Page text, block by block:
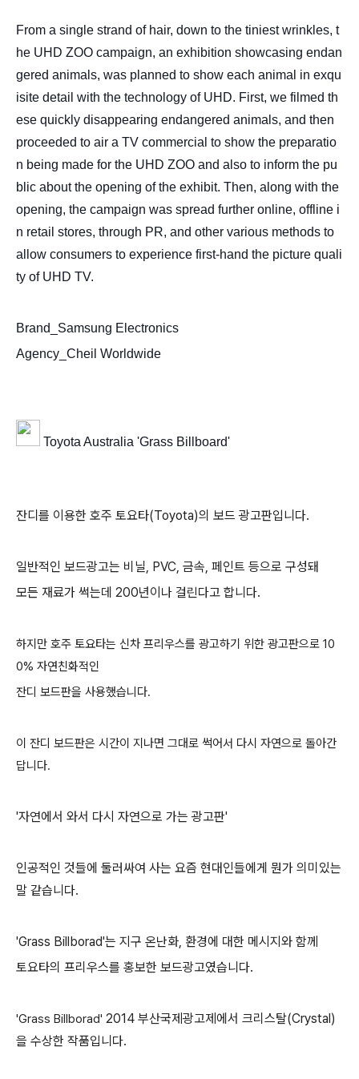
From a single strand of hair, down to the tiniest wrinkles, t
he UHD ZOO campaign, an exhibition showcasing endan
gered animals, was planned to show each animal in exqu
isite detail with the technology of UHD. First, we filmed th
ese quickly disappearing endangered animals, and then
proceeded to air a TV commercial to show the preparatio
n being made for the UHD ZOO and also to inform the pu
blic about the opening of the exhibit. Then, along with the
opening, the campaign was spread further online, offline i
n retail stores, through PR, and other various methods to
allow consumers to experience first-hand the picture quali
ty of UHD TV.
Brand_ Samsung Electronics
Agency_Cheil Worldwide
Toyota Australia 'Grass Billboard'
잔디를 이용한 호주 토요타(Toyota)의 보드 광고판입니다.
일반적인 보드광고는 비닐, PVC, 금속, 페인트 등으로 구성돼
모든 재료가 썩는데 200년이나 걸린다고 합니다.
하지만 호주 토요타는 신차 프리우스를 광고하기 위한 광고판으로 10
0% 자연친화적인
잔디 보드판을 사용했습니다.
이 잔디 보드판은 시간이 지나면 그대로 썩어서 다시 자연으로 돌아간
답니다.
'자연에서 와서 다시 자연으로 가는 광고판'
인공적인 것들에 둘러싸여 사는 요즘 현대인들에게 뭔가 의미있는
말 같습니다.
'Grass Billborad'는 지구 온난화, 환경에 대한 메시지와 함께
토요타의 프리우스를 홍보한 보드광고였습니다.
'Grass Billborad' 2014 부산국제광고제에서 크리스탈(Crystal)
을 수상한 작품입니다.